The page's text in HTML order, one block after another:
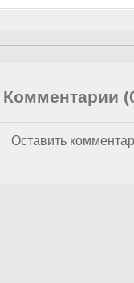
Комментарии
Оставить